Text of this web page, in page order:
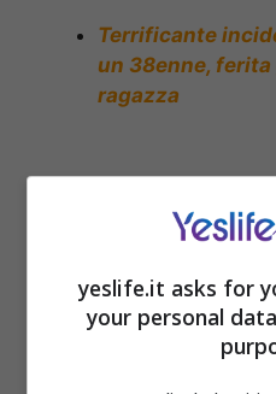
Terrificante
un 38enne,
ragazza
yeslife.it asks for
your personal